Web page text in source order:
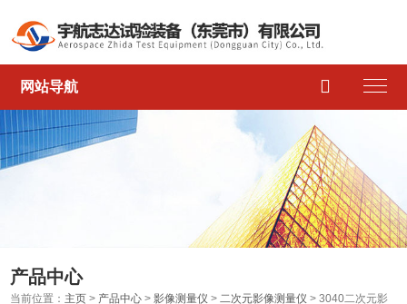
网站导航 
产品中心
当前位置： 主页 > 产品中心 >影像测量仪 > 二次元影像测量仪 > 3040二次元影